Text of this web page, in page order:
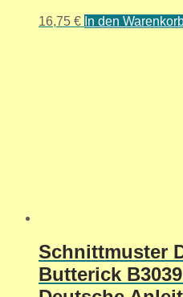
16,75 € In den
Schnittmuster
Butterick